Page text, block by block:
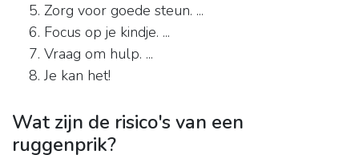
Zorg voor goede steun. ...
Focus op je kindje. ...
Vraag om hulp. ...
Je kan het!
Wat zijn de risico's van een
ruggenprik?